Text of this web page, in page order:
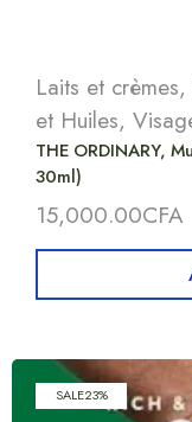
Laits et crèmes,
et Huiles,
THE ORDINARY,
30ml)
15,000.00CFA
SALE23%